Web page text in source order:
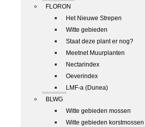
FLORON
Het Nieuwe Strepen
Witte gebieden
Staat deze plant er nog?
Meetnet Muurplanten
Nectarindex
Oeverindex
LMF-a (Dunea)
BLWG
Witte gebieden mossen
Witte gebieden korstmossen